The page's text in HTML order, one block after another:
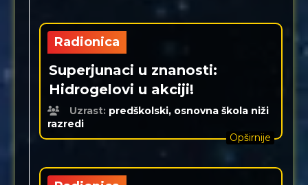
Radionica
Superjunaci u znanosti:
Hidrogelovi u akciji!
Uzrast: predškolski, osnovna škola niži
razredi
Opširnije